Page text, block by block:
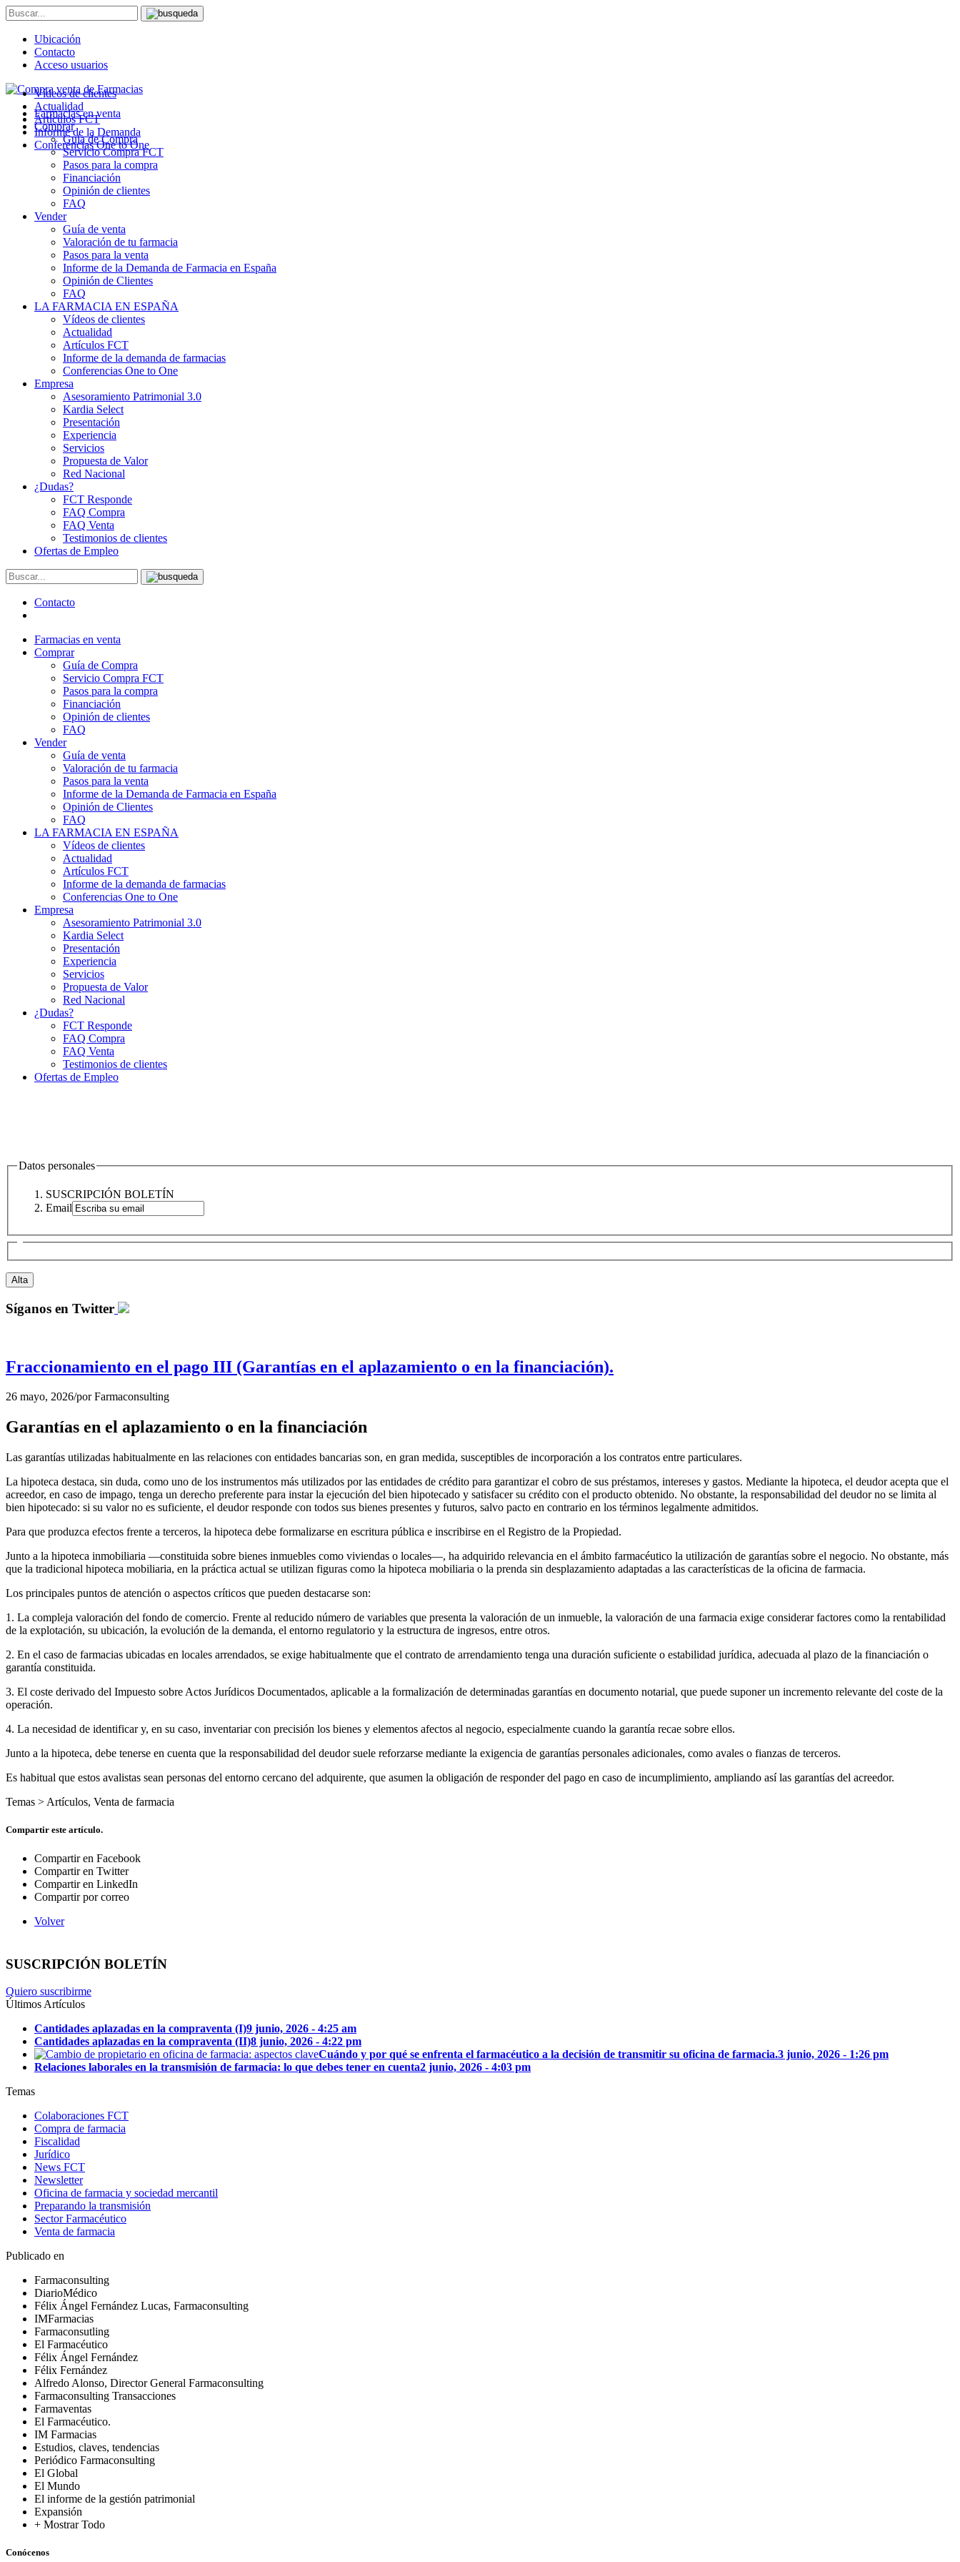
Ubicación
Contacto
Acceso usuarios
Farmacias en venta
Comprar
Guía de Compra
Servicio Compra FCT
Pasos para la compra
Financiación
Opinión de clientes
FAQ
Vender
Guía de venta
Valoración de tu farmacia
Pasos para la venta
Informe de la Demanda de Farmacia en España
Opinión de Clientes
FAQ
LA FARMACIA EN ESPAÑA
Vídeos de clientes
Actualidad
Artículos FCT
Informe de la demanda de farmacias
Conferencias One to One
Empresa
Asesoramiento Patrimonial 3.0
Kardia Select
Presentación
Experiencia
Servicios
Propuesta de Valor
Red Nacional
¿Dudas?
FCT Responde
FAQ Compra
FAQ Venta
Testimonios de clientes
Ofertas de Empleo
Contacto
Farmacias en venta
Comprar
Guía de Compra
Servicio Compra FCT
Pasos para la compra
Financiación
Opinión de clientes
FAQ
Vender
Guía de venta
Valoración de tu farmacia
Pasos para la venta
Informe de la Demanda de Farmacia en España
Opinión de Clientes
FAQ
LA FARMACIA EN ESPAÑA
Vídeos de clientes
Actualidad
Artículos FCT
Informe de la demanda de farmacias
Conferencias One to One
Empresa
Asesoramiento Patrimonial 3.0
Kardia Select
Presentación
Experiencia
Servicios
Propuesta de Valor
Red Nacional
¿Dudas?
FCT Responde
FAQ Compra
FAQ Venta
Testimonios de clientes
Ofertas de Empleo
Vídeos de clientes
Actualidad
Artículos FCT
Informe de la Demanda
Conferencias One to One
Datos personales
SUSCRIPCIÓN BOLETÍN
Email
Síganos en Twitter
Fraccionamiento en el pago III (Garantías en el aplazamiento o en la financiación).
26 mayo, 2026/porFarmaconsulting
Garantías en el aplazamiento o en la financiación
Las garantías utilizadas habitualmente en las relaciones con entidades bancarias son, en gran medida, susceptibles de incorporación a los contratos entre particulares.
La hipoteca destaca, sin duda, como uno de los instrumentos más utilizados por las entidades de crédito para garantizar el cobro de sus préstamos, intereses y gastos. Mediante la hipoteca, el deudor acepta que el
acreedor, en caso de impago, tenga un derecho preferente para instar la ejecución del bien hipotecado y satisfacer su crédito con el producto obtenido. No obstante, la responsabilidad del deudor no se limita al
bien hipotecado: si su valor no es suficiente, el deudor responde con todos sus bienes presentes y futuros, salvo pacto en contrario en los términos legalmente admitidos.
Para que produzca efectos frente a terceros, la hipoteca debe formalizarse en escritura pública e inscribirse en el Registro de la Propiedad.
Junto a la hipoteca inmobiliaria —constituida sobre bienes inmuebles como viviendas o locales—, ha adquirido relevancia en el ámbito farmacéutico la utilización de garantías sobre el negocio. No obstante, más
que la tradicional hipoteca mobiliaria, en la práctica actual se utilizan figuras como la hipoteca mobiliaria o la prenda sin desplazamiento adaptadas a las características de la oficina de farmacia.
Los principales puntos de atención o aspectos críticos que pueden destacarse son:
1. La compleja valoración del fondo de comercio. Frente al reducido número de variables que presenta la valoración de un inmueble, la valoración de una farmacia exige considerar factores como la rentabilidad
de la explotación, su ubicación, la evolución de la demanda, el entorno regulatorio y la estructura de ingresos, entre otros.
2. En el caso de farmacias ubicadas en locales arrendados, se exige habitualmente que el contrato de arrendamiento tenga una duración suficiente o estabilidad jurídica, adecuada al plazo de la financiación o
garantía constituida.
3. El coste derivado del Impuesto sobre Actos Jurídicos Documentados, aplicable a la formalización de determinadas garantías en documento notarial, que puede suponer un incremento relevante del coste de la
operación.
4. La necesidad de identificar y, en su caso, inventariar con precisión los bienes y elementos afectos al negocio, especialmente cuando la garantía recae sobre ellos.
Junto a la hipoteca, debe tenerse en cuenta que la responsabilidad del deudor suele reforzarse mediante la exigencia de garantías personales adicionales, como avales o fianzas de terceros.
Es habitual que estos avalistas sean personas del entorno cercano del adquirente, que asumen la obligación de responder del pago en caso de incumplimiento, ampliando así las garantías del acreedor.
Temas > Artículos, Venta de farmacia
Compartir este artículo.
Compartir en Facebook
Compartir en Twitter
Compartir en LinkedIn
Compartir por correo
Volver
SUSCRIPCIÓN BOLETÍN
Quiero suscribirme
Últimos Artículos
Cantidades aplazadas en la compraventa (I)9 junio, 2026 - 4:25 am
Cantidades aplazadas en la compraventa (II)8 junio, 2026 - 4:22 pm
Cuándo y por qué se enfrenta el farmacéutico a la decisión de transmitir su oficina de farmacia.3 junio, 2026 - 1:26 pm
Relaciones laborales en la transmisión de farmacia: lo que debes tener en cuenta2 junio, 2026 - 4:03 pm
Temas
Colaboraciones FCT
Compra de farmacia
Fiscalidad
Jurídico
News FCT
Newsletter
Oficina de farmacia y sociedad mercantil
Preparando la transmisión
Sector Farmacéutico
Venta de farmacia
Publicado en
Farmaconsulting
DiarioMédico
Félix Ángel Fernández Lucas, Farmaconsulting
IMFarmacias
Farmaconsutling
El Farmacéutico
Félix Ángel Fernández
Félix Fernández
Alfredo Alonso, Director General Farmaconsulting
Farmaconsulting Transacciones
Farmaventas
El Farmacéutico.
IM Farmacias
Estudios, claves, tendencias
Periódico Farmaconsulting
El Global
El Mundo
El informe de la gestión patrimonial
Expansión
+ Mostrar Todo
Conócenos